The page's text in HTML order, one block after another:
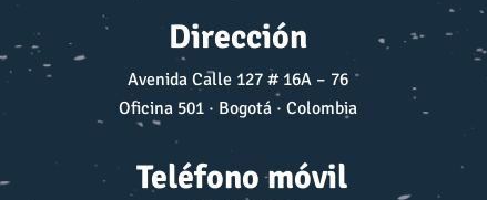
Dirección
Avenida Calle 127 # 16A – 76
Oficina 501 · Bogotá · Colombia
Teléfono móvil